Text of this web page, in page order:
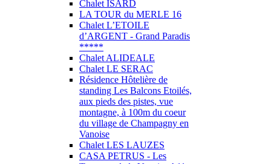
Chalet ISARD
LA TOUR du MERLE 16
Chalet L’ETOILE
d’ARGENT - Grand Paradis
*****
Chalet ALIDEALE
Chalet LE SERAC
Résidence Hôtelière de
standing Les Balcons Etoilés,
aux pieds des pistes, vue
montagne, à 100m du coeur
du village de Champagny en
Vanoise
Chalet LES LAUZES
CASA PETRUS - Les